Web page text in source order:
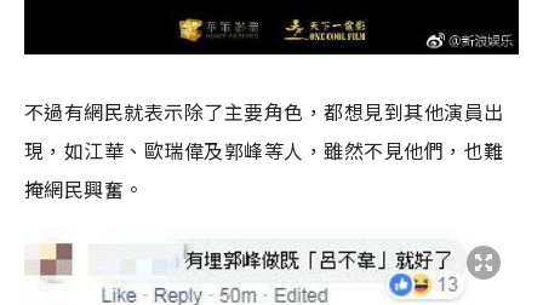
不過有網民就表示除了主要角色，都想見到其他演員出
現，如江華、歐瑞偉及郭峰等人，雖然不見他們，也難
掩網民興奮。